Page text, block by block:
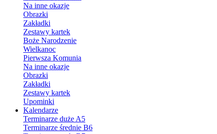
Na inne okazje
Obrazki
Zakładki
Zestawy kartek
Boże Narodzenie
Wielkanoc
Pierwsza Komunia
Na inne okazje
Obrazki
Zakładki
Zestawy kartek
Upominki
Kalendarze
Terminarze duże A5
Terminarze średnie B6